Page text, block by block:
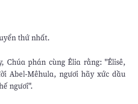
thứ nhất.
Chúa phán cùng Êlia rằng: "Êlisê,
Abel-Mêhula, ngươi hãy xức dầu
ngươi".